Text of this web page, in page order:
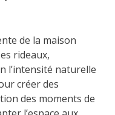
de la maison
rideaux,
l’intensité naturelle
créer des
des moments de